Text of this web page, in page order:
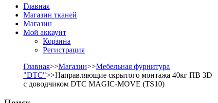
Главная
Магазин тканей
Магазин
Мой аккаунт
Корзина
Регистрация
Главная>>Магазин>>Мебельная фурнитура
"DTC">>Направляющие скрытого монтажа 40кг ПВ 3D
с доводчиком DTC MAGIC-MOVE (TS10)